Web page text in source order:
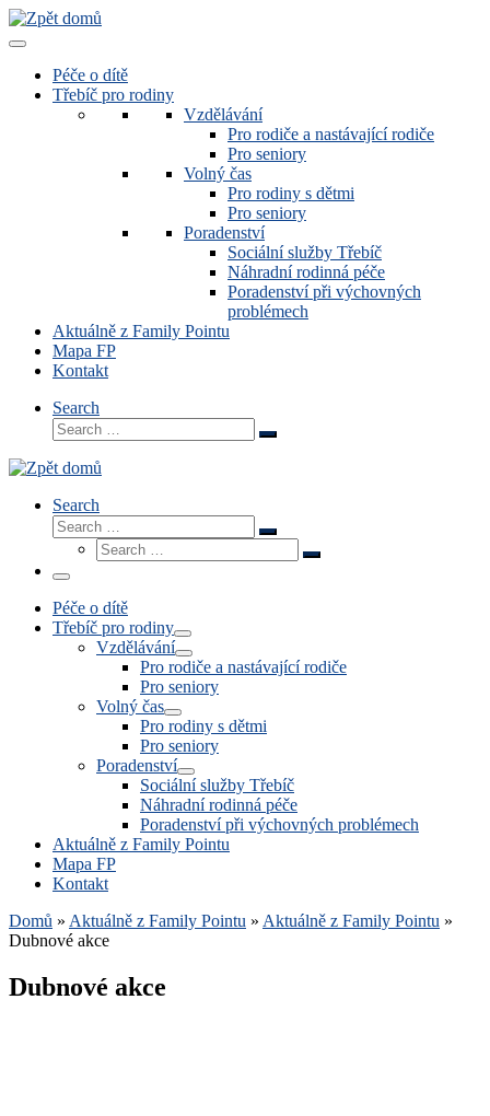
Zobrazit
celý
Péče o dítě
Třebíč pro rodiny
Vzdělávání
Pro rodiče a nastávající rodiče
Pro seniory
Volný čas
Pro rodiny s dětmi
Pro seniory
Poradenství
Sociální služby Třebíč
Náhradní rodinná péče
Poradenství při výchovných
problémech
Aktuálně z Family Pointu
Mapa FP
Kontakt
Search
Search
Search
Search
Search
Search
Search
Search
Menu
Péče o dítě
Třebíč pro rodiny
Vzdělávání
Pro rodiče a nastávající rodiče
Pro seniory
Volný čas
Pro rodiny s dětmi
Pro seniory
Poradenství
Sociální služby Třebíč
Náhradní rodinná péče
Poradenství při výchovných problémech
Aktuálně z Family Pointu
Mapa FP
Kontakt
Domů » Aktuálně z Family Pointu » Aktuálně z Family Pointu »
Dubnové akce
Dubnové akce